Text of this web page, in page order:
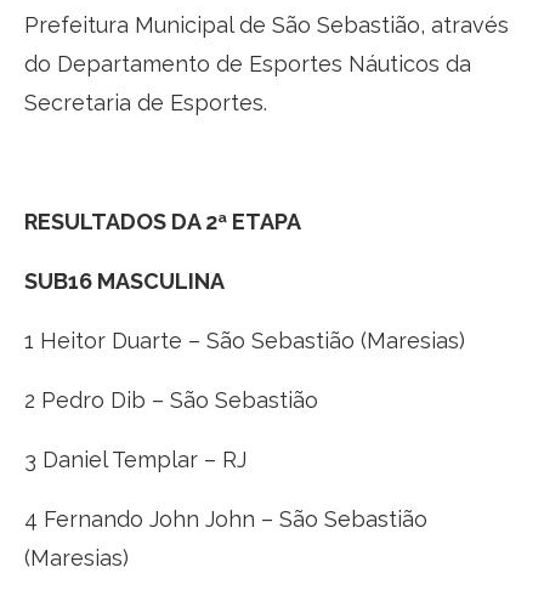
Prefeitura Municipal de São Sebastião, através
do Departamento de Esportes Náuticos da
Secretaria de Esportes.
RESULTADOS DA 2ª ETAPA
SUB16 MASCULINA
1 Heitor Duarte – São Sebastião (Maresias)
2 Pedro Dib – São Sebastião
3 Daniel Templar – RJ
4 Fernando John John – São Sebastião
(Maresias)